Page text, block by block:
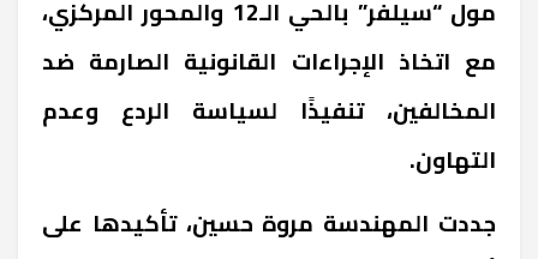
مول “سيلفر” بالحي الـ12 والمحور المركزي،
مع اتخاذ الإجراءات القانونية الصارمة ضد
المخالفين، تنفيذًا لسياسة الردع وعدم
التهاون.
جددت المهندسة مروة حسين، تأكيدها على